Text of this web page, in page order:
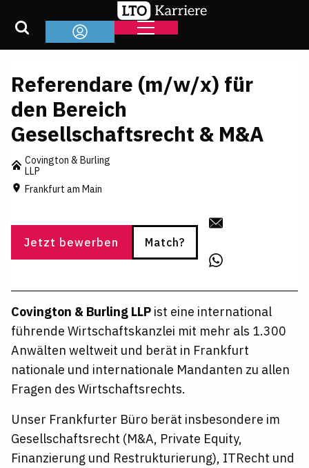
Referendare (m/w/x) für
den Bereich
Gesellschaftsrecht & M&A
Covington & Burling
LLP
Frankfurt am Main
Jetzt bewerben Match?
Covington & Burling LLP ist eine international
führende Wirtschaftskanzlei mit mehr als 1.300
Anwälten weltweit und berät in Frankfurt
nationale und internationale Mandanten zu allen
Fragen des Wirtschaftsrechts.
Unser Frankfurter Büro berät insbesondere im
Gesellschaftsrecht (M&A, Private Equity,
Finanzierung und Restrukturierung), ITRecht und